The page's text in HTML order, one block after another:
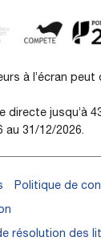
à l’écran
directe jusqu’à
au 31/12/2026.
Politique de
résolution des